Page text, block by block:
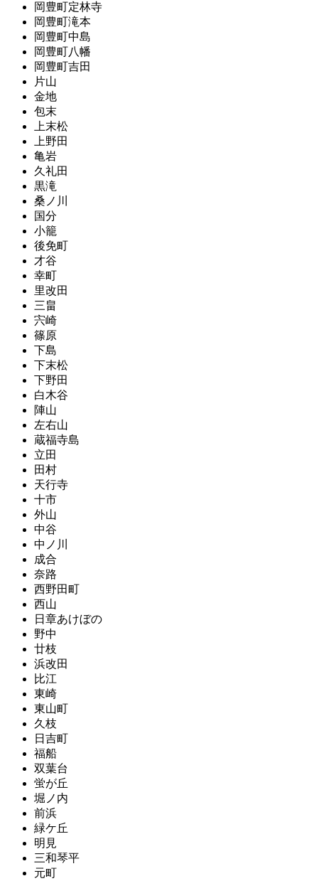
岡豊町定林寺
岡豊町滝本
岡豊町中島
岡豊町八幡
岡豊町吉田
片山
金地
包末
上末松
上野田
亀岩
久礼田
黒滝
桑ノ川
国分
小籠
後免町
才谷
幸町
里改田
三畠
宍崎
篠原
下島
下末松
下野田
白木谷
陣山
左右山
蔵福寺島
立田
田村
天行寺
十市
外山
中谷
中ノ川
成合
奈路
西野田町
西山
日章あけぼの
野中
廿枝
浜改田
比江
東崎
東山町
久枝
日吉町
福船
双葉台
蛍が丘
堀ノ内
前浜
緑ケ丘
明見
三和琴平
元町